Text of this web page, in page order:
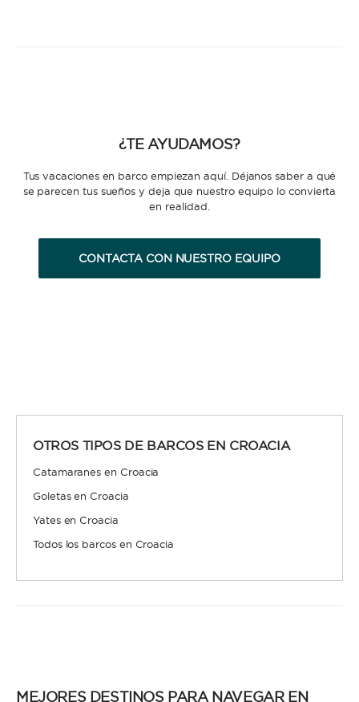
¿TE AYUDAMOS?
Tus vacaciones en barco empiezan aquí. Déjanos saber a qué
se parecen tus sueños y deja que nuestro equipo lo convierta
en realidad.
CONTACTA CON NUESTRO EQUIPO
OTROS TIPOS DE BARCOS EN CROACIA
Catamaranes en Croacia
Goletas en Croacia
Yates en Croacia
Todos los barcos en Croacia
MEJORES DESTINOS PARA NAVEGAR EN